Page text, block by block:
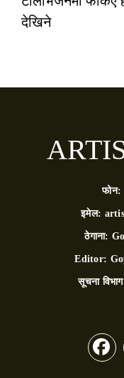
देखिने
फोन:
इमेल:
ठेगाना:
Editor:
सूचना विभाग